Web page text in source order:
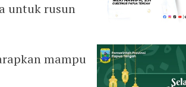
untuk rusun
mampu